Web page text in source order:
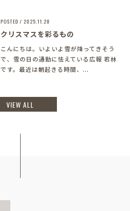
POSTED / 2025.11.28
クリスマスを彩るもの
こんにちは。いよいよ雪が降ってきそう
で、雪の日の通勤に怯えている広報 若林
です。最近は朝起きる時間、...
VIEW ALL